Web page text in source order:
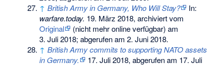
↑ British Army in Germany, Who Will Stay?
In:
warfare.today. 19. März 2018, archiviert vom
Original
(nicht mehr online verfügbar) am
3. Juli 2018; abgerufen am 2. Juni 2018.
↑ British Army commits to supporting NATO assets
in Germany.
17. Juli 2018, abgerufen am 17. Juli